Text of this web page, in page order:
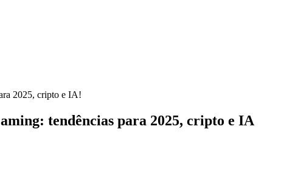
2025, cripto e IA!
tendências para 2025, cripto e IA